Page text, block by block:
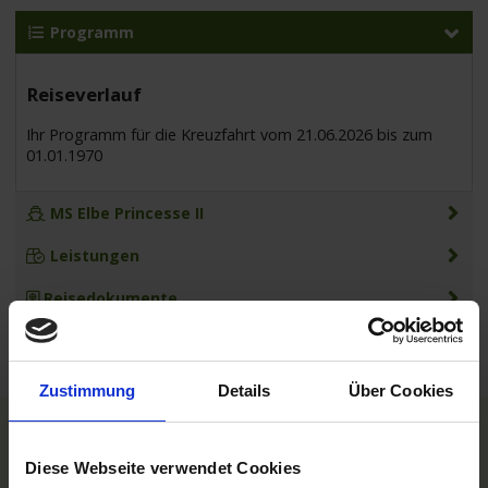
Zustimmung Details Über Cookies
Diese Webseite verwendet Cookies
Programm
Reiseverlauf
Ihr Programm für die Kreuzfahrt vom 21.06.2026 bis zum
01.01.1970
MS Elbe Princesse II
Leistungen
Reisedokumente